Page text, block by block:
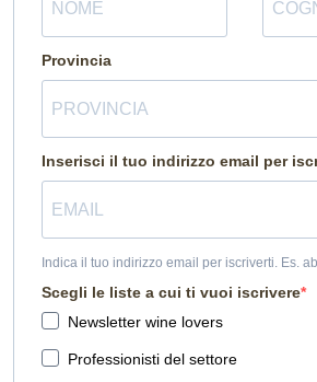
Provincia
Inserisci il tuo indirizzo email per
Indica il tuo indirizzo email per iscriverti. Es.
Scegli le liste a cui ti vuoi iscrivere
Newsletter wine lovers
Professionisti del settore